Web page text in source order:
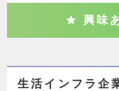
興味
生活インフラ企